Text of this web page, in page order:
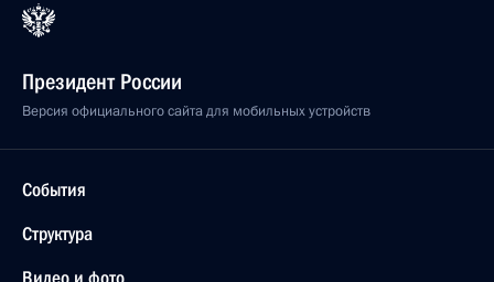
Президент России
Версия официального сайта для мобильных устройств
События
Структура
Видео и фото